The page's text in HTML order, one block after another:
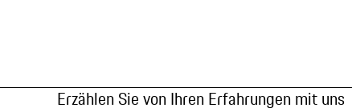
Erzählen Sie von Ihren Erfahrungen mit uns